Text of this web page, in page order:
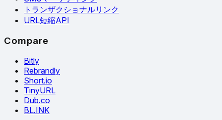
トランザクショナルリンク
URL短縮API
Compare
Bitly
Rebrandly
Short.io
TinyURL
Dub.co
BL.INK